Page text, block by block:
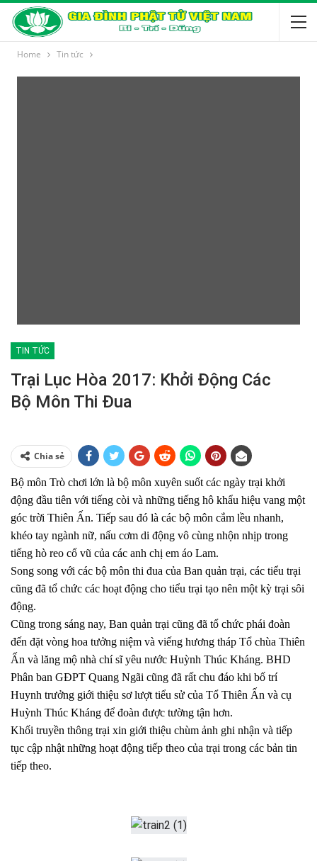
Home Tin tức
TIN TỨC
Trại Lục Hòa 2017: Khởi Động Các
Bộ Môn Thi Đua
Chia sẻ
Bộ môn Trò chơi lớn là bộ môn xuyên suốt các ngày trại khởi
động đầu tiên với tiếng còi và những tiếng hô khẩu hiệu vang một
góc trời Thiên Ấn. Tiếp sau đó là các bộ môn cắm lều nhanh,
khéo tay ngành nữ, nấu cơm di động vô cùng nhộn nhịp trong
tiếng hò reo cổ vũ của các anh chị em áo Lam.
Song song với các bộ môn thi đua của Ban quản trại, các tiểu trại
cũng đã tổ chức các hoạt động cho tiểu trại tạo nên một kỳ trại sôi
động.
Cũng trong sáng nay, Ban quản trại cũng đã tổ chức phái đoàn
đến đặt vòng hoa tưởng niệm và viếng hương tháp Tổ chùa Thiên
Ấn và lăng mộ nhà chí sĩ yêu nước Huỳnh Thúc Kháng. BHD
Phân ban GĐPT Quang Ngãi cũng đã rất chu đáo khi bố trí
Huynh trưởng giới thiệu sơ lượt tiểu sử của Tổ Thiên Ấn và cụ
Huỳnh Thúc Kháng để đoàn được tường tận hơn.
Khối truyền thông trại xin giới thiệu chùm ảnh ghi nhận và tiếp
tục cập nhật những hoạt động tiếp theo của trại trong các bản tin
tiếp theo.